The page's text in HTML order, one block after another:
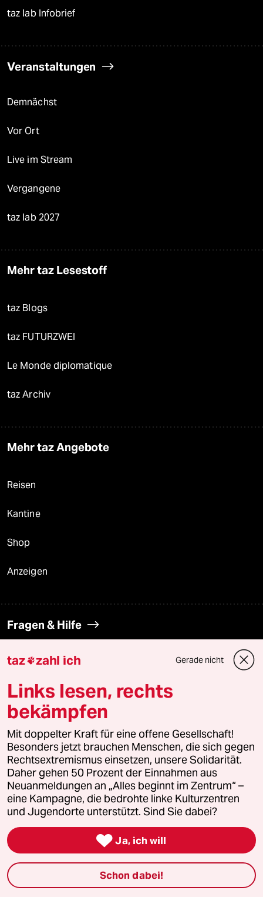
taz lab Infobrief
Veranstaltungen
Demnächst
Vor Ort
Live im Stream
Vergangene
taz lab 2027
Mehr taz Lesestoff
taz Blogs
taz FUTURZWEI
Le Monde diplomatique
taz Archiv
Mehr taz Angebote
Reisen
Kantine
Shop
Anzeigen
Fragen & Hilfe
Feedback
Aboservice
ePaper Login
Downloads für Abonnierende
© 2026 taz Verlags und Vertriebs GmbH
Alle Rechte vorbehalten. Bei rechtlichen Fragen oder für Genehmigungen
wenden Sie sich bitte an
Feedback Redaktionsstatut Kommune-Richtlinien KI-
Leitlinie Informant Datenschutz Impressum AGB
taz zahl ich Gerade nicht
Links lesen, rechts
bekämpfen
Mit doppelter Kraft für eine offene Gesellschaft!
Besonders jetzt brauchen Menschen, die sich gegen
Rechtsextremismus einsetzen, unsere Solidarität.
Daher gehen 50 Prozent der Einnahmen aus
Neuanmeldungen an „Alles beginnt im Zentrum“ –
eine Kampagne, die bedrohte linke Kulturzentren
und Jugendorte unterstützt. Sind Sie dabei?
 Ja, ich will
Schon dabei!